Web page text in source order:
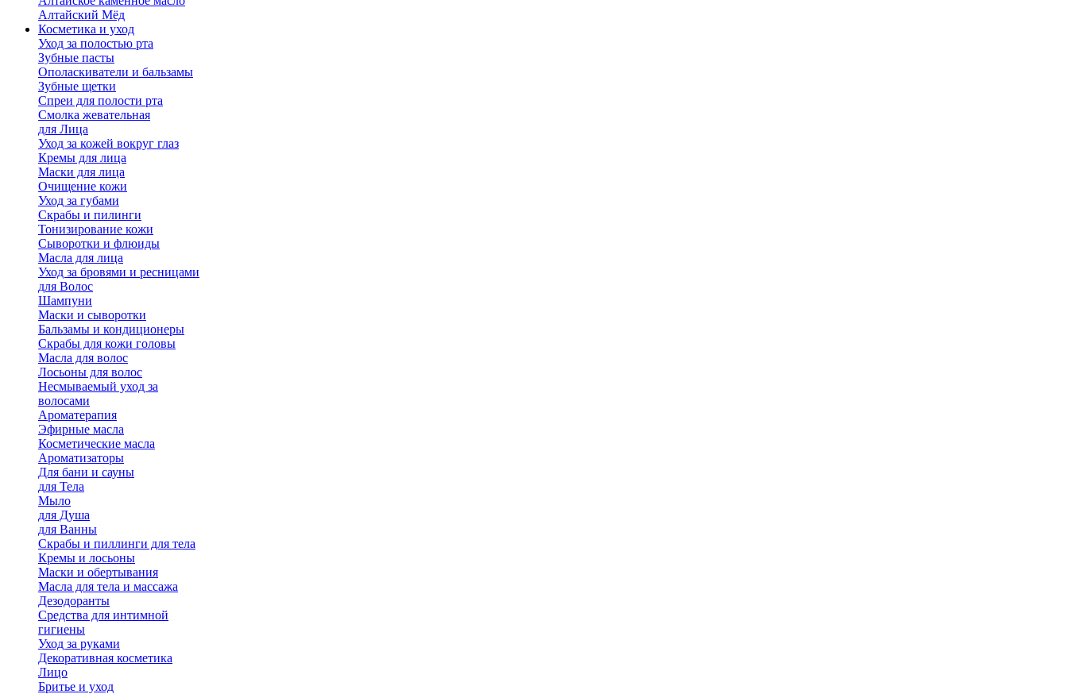
Алтайский Мёд
Косметика и уход
Уход за полостью рта
Зубные пасты
Ополаскиватели и бальзамы
Зубные щетки
Спреи для полости рта
Смолка жевательная
для Лица
Уход за кожей вокруг глаз
Кремы для лица
Маски для лица
Очищение кожи
Уход за губами
Скрабы и пилинги
Тонизирование кожи
Сыворотки и флюиды
Масла для лица
Уход за бровями и ресницами
для Волос
Шампуни
Маски и сыворотки
Бальзамы и кондиционеры
Скрабы для кожи головы
Масла для волос
Лосьоны для волос
Несмываемый уход за
волосами
Ароматерапия
Эфирные масла
Косметические масла
Ароматизаторы
Для бани и сауны
для Тела
Мыло
для Душа
для Ванны
Скрабы и пиллинги для тела
Кремы и лосьоны
Маски и обертывания
Масла для тела и массажа
Дезодоранты
Средства для интимной
гигиены
Уход за руками
Декоративная косметика
Лицо
Бритье и уход